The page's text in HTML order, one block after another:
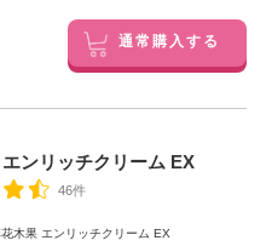
通常購入する
ンリッチクリーム EX
46件
果 エンリッチクリーム EX